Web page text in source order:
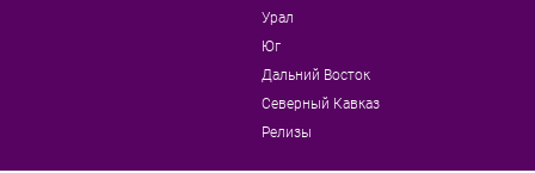
Урал
Юг
Дальний Восток
Северный Кавказ
Релизы